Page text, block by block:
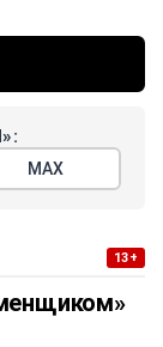
МАХ
13+